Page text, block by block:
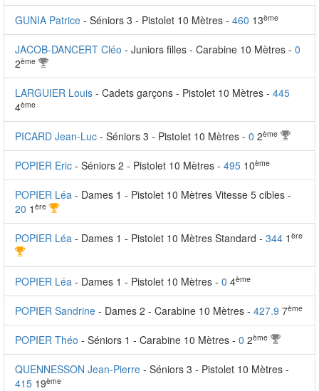
GUNIA Patrice - Séniors 3 - Pistolet 10 Mètres - 460 13ème
JACOB-DANCERT Cléo - Juniors filles - Carabine 10 Mètres - 0
2ème
LARGUIER Louis - Cadets garçons - Pistolet 10 Mètres - 445
4ème
PICARD Jean-Luc - Séniors 3 - Pistolet 10 Mètres - 0 2ème
POPIER Eric - Séniors 2 - Pistolet 10 Mètres - 495 10ème
POPIER Léa - Dames 1 - Pistolet 10 Mètres Vitesse 5 cibles -
20 1 ère
POPIER Léa - Dames 1 - Pistolet 10 Mètres Standard - 344 1 ère
POPIER Léa - Dames 1 - Pistolet 10 Mètres - 0 4ème
POPIER Sandrine - Dames 2 - Carabine 10 Mètres - 427.9 7ème
POPIER Théo - Séniors 1 - Carabine 10 Mètres - 0 2ème
QUENNESSON Jean-Pierre - Séniors 3 - Pistolet 10 Mètres -
415 19ème